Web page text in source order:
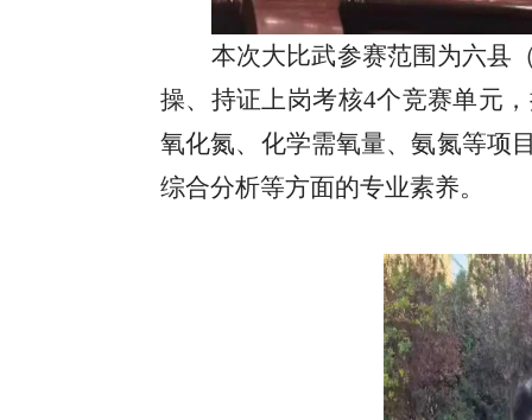
本次大比武参赛范围为六县
操、持证上岗考核4个竞赛单元 ，
氧化氮、化学需氧量、氨氮等项
综合分析等方面的专业素养。